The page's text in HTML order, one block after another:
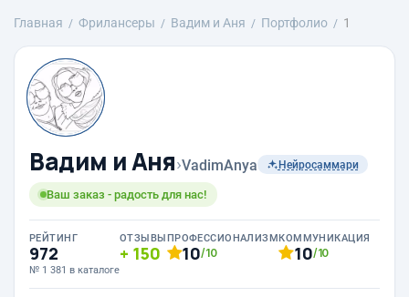
Главная Фрилансеры Вадим и Аня Портфолио 1
Вадим и Аня›VadimAnya Нейросаммари
Ваш заказ - радость для нас!
РЕЙТИНГ
972
№ 1 381 в каталоге
ОТЗЫВЫ
150
ПРОФЕССИОНАЛИЗМ
10/10
КОММУНИКАЦИЯ
10/10